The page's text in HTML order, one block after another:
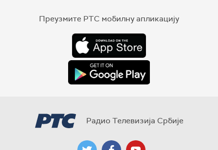
Преузмите РТС мобилну апликацију
Радио Телевизија Србије